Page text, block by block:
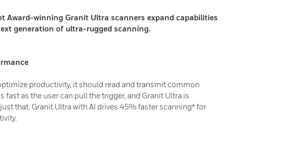
Award-winning Granit Ultra scanners expand capabilities
generation of ultra-rugged scanning.
productivity, it should read and transmit common
fast as the user can pull the trigger, and Granit Ultra is
that. Granit Ultra with AI drives 45% faster scanning* for